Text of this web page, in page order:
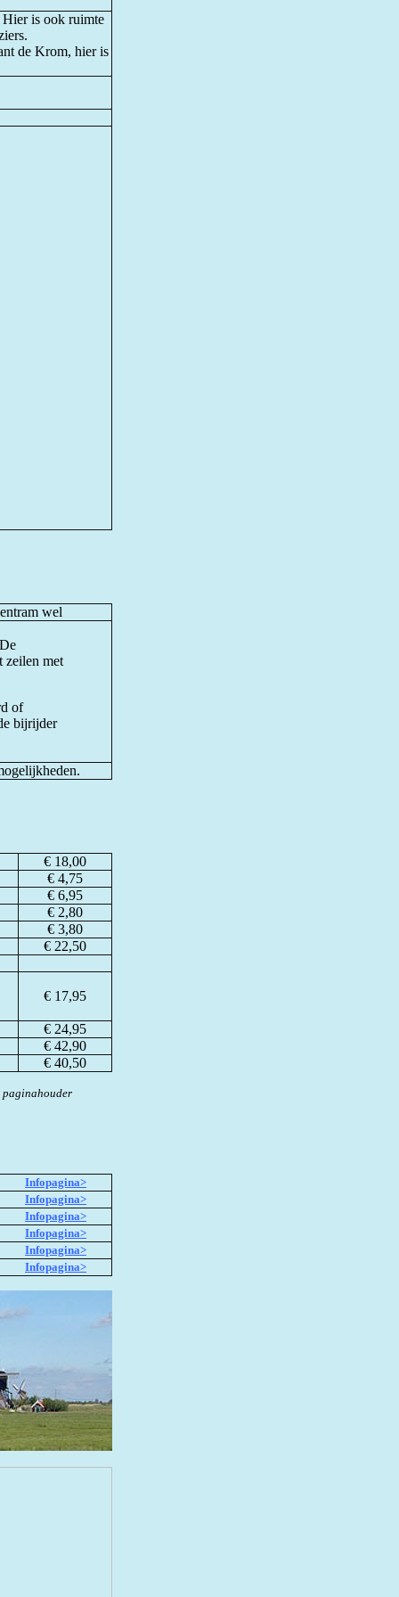
is ook ruimte
de Krom, hier is
wel
zeilen met
of
bijrijder
€ 18,00
€ 4,75
€ 6,95
€ 2,80
€ 3,80
€ 22,50
€ 17,95
€ 24,95
€ 42,90
€ 40,50
paginahouder
Infopagina>
Infopagina>
Infopagina>
Infopagina>
Infopagina>
Infopagina>